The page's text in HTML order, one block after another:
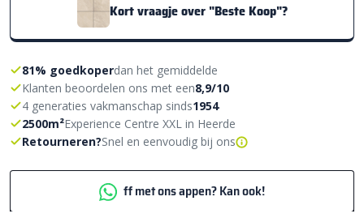
Kort vraagje over "Beste Koop"?
81% goedkoperdan het gemiddelde
Klanten beoordelen ons met een8,9/10
4 generaties vakmanschap sinds1954
2500m²Experience Centre XXL in Heerde
Retourneren?Snel en eenvoudig bij ons
ff met ons appen? Kan ook!